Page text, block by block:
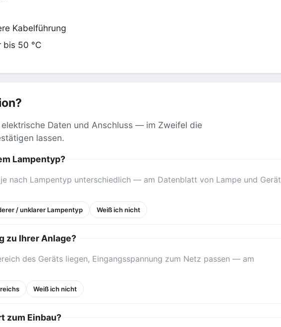
Kabelführung
bis 50 °C
Daten und Anschluss — im Zweifel die
lassen.
Lampentyp?
je nach Lampentyp unterschiedlich — am Datenblatt von Lampe und Gerät
/ unklarer Lampentyp Weiß ich nicht
zu Ihrer Anlage?
des Geräts liegen, Eingangsspannung zum Netz passen — am
Weiß ich nicht
zum Einbau?